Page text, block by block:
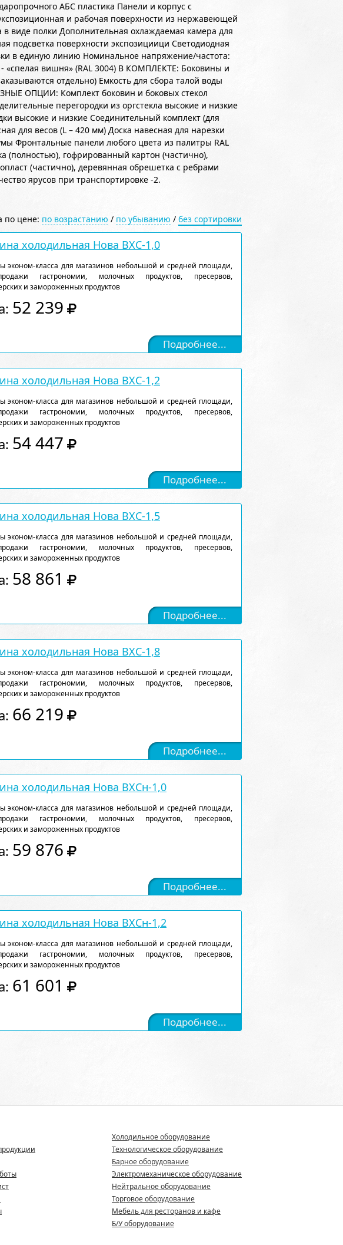
АБС пластика Панели и корпус с
и рабочая поверхности из нержавеющей
виде полки Дополнительная охлаждаемая камера для
подсветка поверхности экспозициици Светодиодная
в единую линию Номинальное напряжение/частота:
«спелая вишня» (RAL 3004) В КОМПЛЕКТЕ: Боковины и
отдельно) Емкость для сбора талой воды
ОПЦИИ: Комплект боковин и боковых стекол
перегородки из оргстекла высокие и низкие
высокие и низкие Соединительный комплект (для
для весов (L – 420 мм) Доска навесная для нарезки
Фронтальные панели любого цвета из палитры RAL
(полностью), гофрированный картон (частично),
(частично), деревянная обрешетка с ребрами
ярусов при транспортировке -2.
по цене: по возрастанию / по убыванию / без сортировки
холодильная Нова ВХС-1,0
эконом-класса для магазинов небольшой и средней площади,
гастрономии, молочных продуктов, пресервов,
и замороженных продуктов
52 239
Подробнее...
холодильная Нова ВХС-1,2
эконом-класса для магазинов небольшой и средней площади,
гастрономии, молочных продуктов, пресервов,
и замороженных продуктов
54 447
Подробнее...
холодильная Нова ВХС-1,5
эконом-класса для магазинов небольшой и средней площади,
гастрономии, молочных продуктов, пресервов,
и замороженных продуктов
58 861
Подробнее...
холодильная Нова ВХС-1,8
эконом-класса для магазинов небольшой и средней площади,
гастрономии, молочных продуктов, пресервов,
и замороженных продуктов
66 219
Подробнее...
холодильная Нова ВХСн-1,0
эконом-класса для магазинов небольшой и средней площади,
гастрономии, молочных продуктов, пресервов,
и замороженных продуктов
59 876
Подробнее...
холодильная Нова ВХСн-1,2
эконом-класса для магазинов небольшой и средней площади,
гастрономии, молочных продуктов, пресервов,
и замороженных продуктов
61 601
Подробнее...
Холодильное оборудование
Технологическое оборудование
Барное оборудование
Электромеханическое оборудование
Нейтральное оборудование
Торговое оборудование
Мебель для ресторанов и кафе
Б/У оборудование